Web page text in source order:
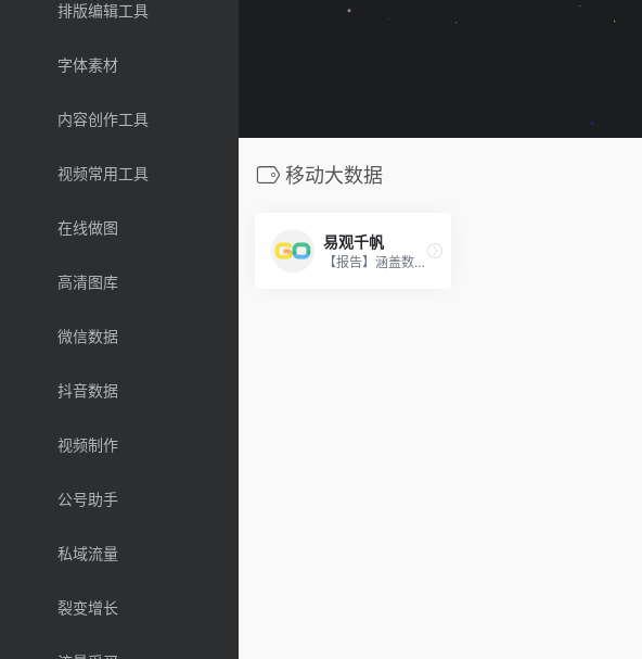
排版编辑工具
字体素材
内容创作工具
视频常用工具
在线做图
高清图库
微信数据
抖音数据
视频制作
公号助手
私域流量
裂变增长
移动大数据
易观千帆
【报告】涵盖数十个领域、三百余个行业、超过5万款APP。